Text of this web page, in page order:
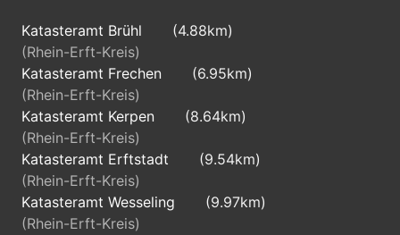
Katasteramt Brühl
(4.88km)
(Rhein-Erft-Kreis)
Katasteramt Frechen
(6.95km)
(Rhein-Erft-Kreis)
Katasteramt Kerpen
(8.64km)
(Rhein-Erft-Kreis)
Katasteramt Erftstadt
(9.54km)
(Rhein-Erft-Kreis)
Katasteramt Wesseling
(9.97km)
(Rhein-Erft-Kreis)